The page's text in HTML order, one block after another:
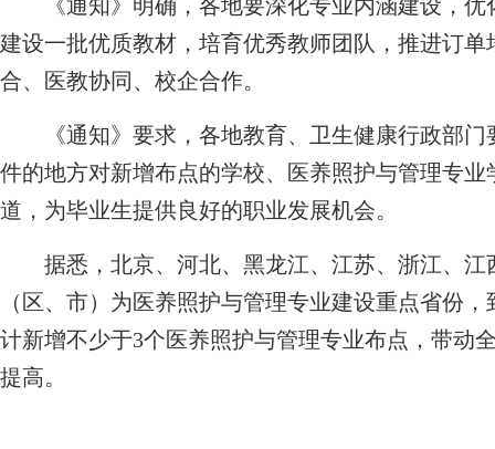
《通知》明确，各地要深化专业内涵建设，优
建设一批优质教材，培育优秀教师团队，推进订
合、医教协同、校企合作。
《通知》要求，各地教育、卫生健康行政部门
件的地方对新增布点的学校、医养照护与管理专
道，为毕业生提供良好的职业发展机会。
据悉，北京、河北、黑龙江、江苏、浙江、江
（区、市）为医养照护与管理专业建设重点省份
计新增不少于3个医养照护与管理专业布点，带动
提高。